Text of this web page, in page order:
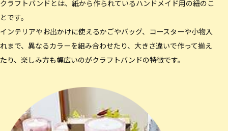
クラフトバンドとは、紙から作られているハンドメイド用の紐のこ
とです。
インテリアやお出かけに使えるかごやバッグ、コースターや小物入
れまで、異なるカラーを組み合わせたり、大きさ違いで作って揃え
たり、楽しみ方も幅広いのがクラフトバンドの特徴です。